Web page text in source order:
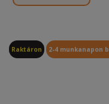
Raktáron 2-4 munkanapon